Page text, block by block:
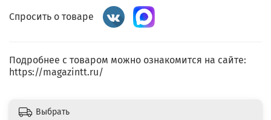
Спросить о товаре
Подробнее с товаром можно ознакомится на сайте:
https://magazintt.ru/
Выбрать